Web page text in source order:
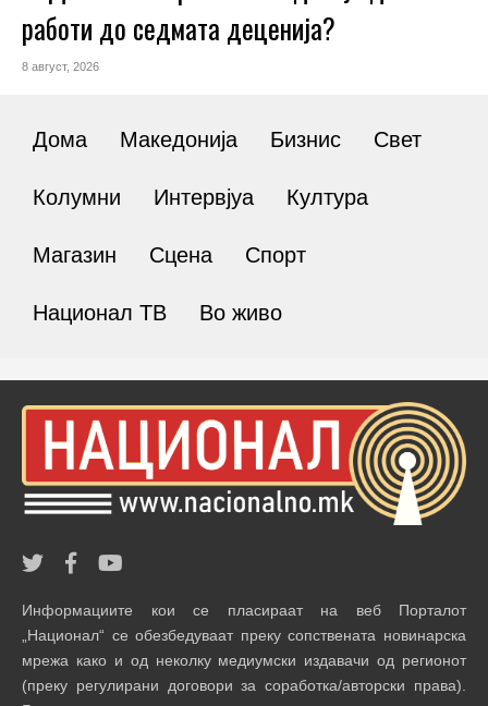
работи до седмата деценија?
8 август, 2026
Дома Македонија Бизнис Свет
Колумни Интервјуа Култура
Магазин Сцена Спорт
Национал ТВ Во живо
Информациите кои се пласираат на веб Порталот
„Национал“ се обезбедуваат преку сопствената новинарска
мрежа како и од неколку медиумски издавачи од регионот
(преку регулирани договори за соработка/авторски права).